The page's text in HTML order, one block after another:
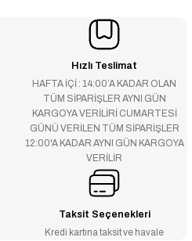
Hızlı Teslimat
HAFTA İÇİ : 14:00’A KADAR OLAN
TÜM SİPARİŞLER AYNI GÜN
KARGOYA VERİLİRİ CUMARTESİ
GÜNÜ VERİLEN TÜM SİPARİŞLER
12:00'A KADAR AYNI GÜN KARGOYA
VERİLİR
Taksit Seçenekleri
Kredi kartına taksit ve havale